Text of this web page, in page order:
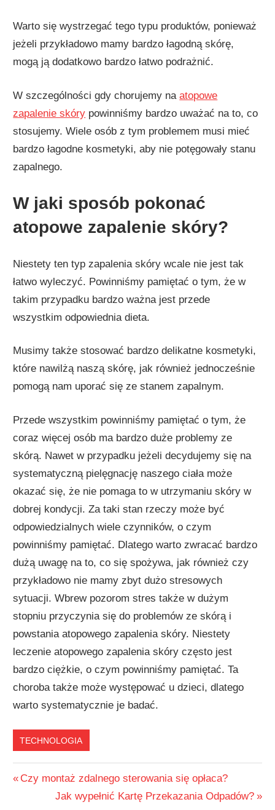
Warto się wystrzegać tego typu produktów, ponieważ
jeżeli przykładowo mamy bardzo łagodną skórę,
mogą ją dodatkowo bardzo łatwo podrażnić.
W szczególności gdy chorujemy naatopowe
zapalenie skóry powinniśmy bardzo uważać na to, co
stosujemy. Wiele osób z tym problemem musi mieć
bardzo łagodne kosmetyki, aby nie potęgowały stanu
zapalnego.
W jaki sposób pokonać
atopowe zapalenie skóry?
Niestety ten typ zapalenia skóry wcale nie jest tak
łatwo wyleczyć. Powinniśmy pamiętać o tym, że w
takim przypadku bardzo ważna jest przede
wszystkim odpowiednia dieta.
Musimy także stosować bardzo delikatne kosmetyki,
które nawilżą naszą skórę, jak również jednocześnie
pomogą nam uporać się ze stanem zapalnym.
Przede wszystkim powinniśmy pamiętać o tym, że
coraz więcej osób ma bardzo duże problemy ze
skórą. Nawet w przypadku jeżeli decydujemy się na
systematyczną pielęgnację naszego ciała może
okazać się, że nie pomaga to w utrzymaniu skóry w
dobrej kondycji. Za taki stan rzeczy może być
odpowiedzialnych wiele czynników, o czym
powinniśmy pamiętać. Dlatego warto zwracać bardzo
dużą uwagę na to, co się spożywa, jak również czy
przykładowo nie mamy zbyt dużo stresowych
sytuacji. Wbrew pozorom stres także w dużym
stopniu przyczynia się do problemów ze skórą i
powstania atopowego zapalenia skóry. Niestety
leczenie atopowego zapalenia skóry często jest
bardzo ciężkie, o czym powinniśmy pamiętać. Ta
choroba także może występować u dzieci, dlatego
warto systematycznie je badać.
TECHNOLOGIA
Nawigacja
wpisu
Previous
Czy montaż zdalnego sterowania się opłaca?
Next
Jak wypełnić Kartę Przekazania Odpadów?